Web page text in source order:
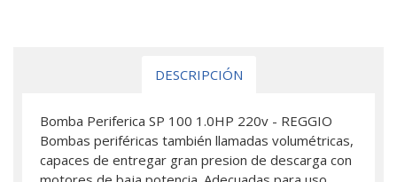
DESCRIPCIÓN
Bomba Periferica SP 100 1.0HP 220v - REGGIO
Bombas periféricas también llamadas volumétricas,
capaces de entregar gran presion de descarga con